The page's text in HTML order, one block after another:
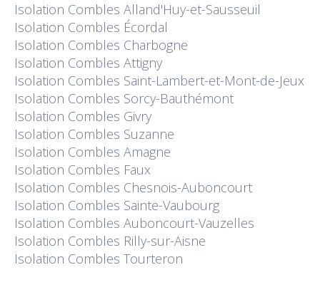
Isolation Combles Alland'Huy-et-Sausseuil
Isolation Combles Écordal
Isolation Combles Charbogne
Isolation Combles Attigny
Isolation Combles Saint-Lambert-et-Mont-de-Jeux
Isolation Combles Sorcy-Bauthémont
Isolation Combles Givry
Isolation Combles Suzanne
Isolation Combles Amagne
Isolation Combles Faux
Isolation Combles Chesnois-Auboncourt
Isolation Combles Sainte-Vaubourg
Isolation Combles Auboncourt-Vauzelles
Isolation Combles Rilly-sur-Aisne
Isolation Combles Tourteron